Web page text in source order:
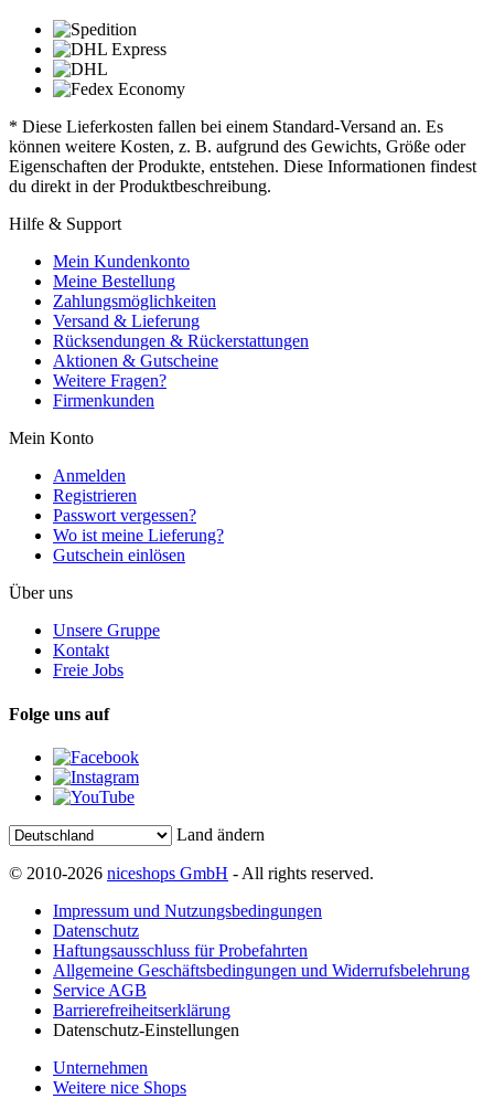
* Diese Lieferkosten fallen bei einem Standard-Versand an. Es
können weitere Kosten, z. B. aufgrund des Gewichts, Größe oder
Eigenschaften der Produkte, entstehen. Diese Informationen findest
du direkt in der Produktbeschreibung.
Hilfe & Support
Mein Kundenkonto
Meine Bestellung
Zahlungsmöglichkeiten
Versand & Lieferung
Rücksendungen & Rückerstattungen
Aktionen & Gutscheine
Weitere Fragen?
Firmenkunden
Mein Konto
Anmelden
Registrieren
Passwort vergessen?
Wo ist meine Lieferung?
Gutschein einlösen
Über uns
Unsere Gruppe
Kontakt
Freie Jobs
Folge uns auf
Land ändern
© 2010-2026 niceshops GmbH - All rights reserved.
Impressum und Nutzungsbedingungen
Datenschutz
Haftungsausschluss für Probefahrten
Allgemeine Geschäftsbedingungen und Widerrufsbelehrung
Service AGB
Barrierefreiheitserklärung
Datenschutz-Einstellungen
Unternehmen
Weitere nice Shops